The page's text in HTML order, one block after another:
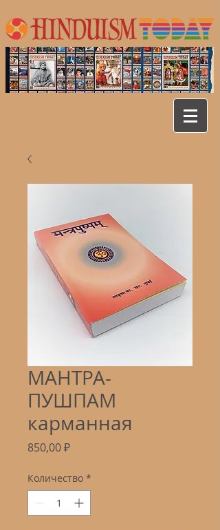
МАНТРА-
ПУШПАМ
карманная
850,00 ₽Цена
Количество *